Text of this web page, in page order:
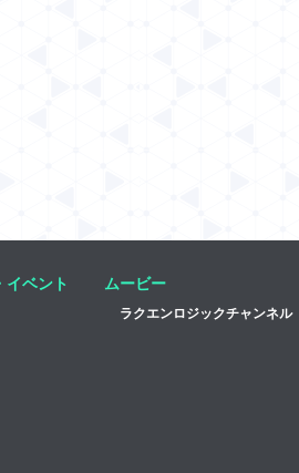
イベント ムービー
ラクエンロジックチャンネル